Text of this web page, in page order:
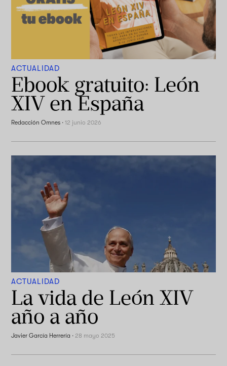
ACTUALIDAD
Ebook gratuito: León
XIV en España
Redacción Omnes ·12 junio 2026
ACTUALIDAD
La vida de León XIV
año a año
Javier García Herrería ·28 mayo 2025